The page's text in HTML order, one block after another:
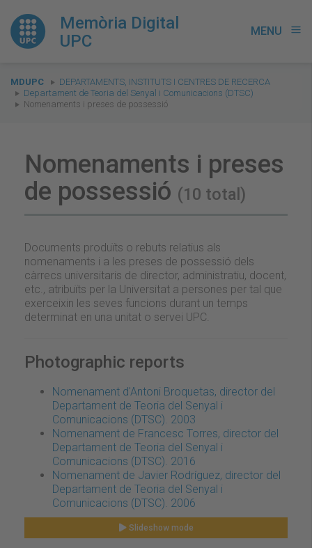
Memòria Digital
UPC
MENU menu
You
are
here:
MDUPC
DEPARTAMENTS, INSTITUTS I CENTRES DE RECERCA
Departament de Teoria del Senyal i Comunicacions (DTSC)
Nomenaments i preses de possessió
Nomenaments i preses
de possessió (10 total)
Documents produïts o rebuts relatius als
nomenaments i a les preses de possessió dels
càrrecs universitaris de director, administratiu, docent,
etc., atribuïts per la Universitat a persones per tal que
exerceixin les seves funcions durant un temps
determinat en una unitat o servei UPC.
Photographic reports
Nomenament d'Antoni Broquetas, director del
Departament de Teoria del Senyal i
Comunicacions (DTSC). 2003
Nomenament de Francesc Torres, director del
Departament de Teoria del Senyal i
Comunicacions (DTSC). 2016
Nomenament de Javier Rodríguez, director del
Departament de Teoria del Senyal i
Comunicacions (DTSC). 2006
Slideshow mode